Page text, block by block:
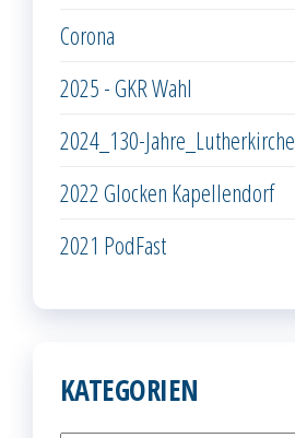
Corona
2025 - GKR Wahl
2024_130-Jahre_Lutherkirche
2022 Glocken Kapellendorf
2021 PodFast
KATEGORIEN